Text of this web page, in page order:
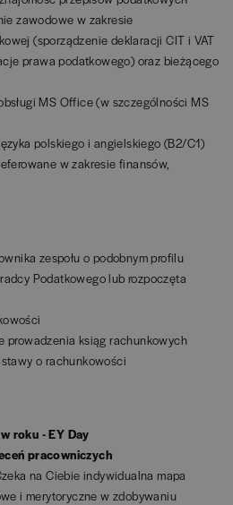
zawodowe w zakresie
(sporządzenie deklaracji CIT i VAT
prawa podatkowego) oraz bieżącego
MS Office (w szczególności MS
polskiego i angielskiego (B2/C1)
w zakresie finansów,
zespołu o podobnym profilu
Podatkowego lub rozpoczęta
prowadzenia ksiąg rachunkowych
o rachunkowości
roku - EY Day
pracowniczych
na Ciebie indywidualna mapa
i merytoryczne w zdobywaniu